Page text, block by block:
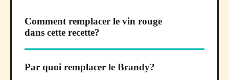
Comment remplacer le vin rouge
dans cette recette?
Par quoi remplacer le Brandy?